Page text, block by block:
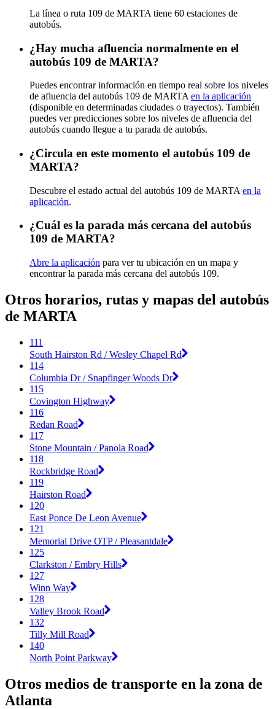
La línea o ruta 109 de MARTA tiene 60 estaciones de
autobús.
¿Hay mucha afluencia normalmente en el
autobús 109 de MARTA?
Puedes encontrar información en tiempo real sobre los niveles
de afluencia del autobús 109 de MARTA en la aplicación
(disponible en determinadas ciudades o trayectos). También
puedes ver predicciones sobre los niveles de afluencia del
autobús cuando llegue a tu parada de autobús.
¿Circula en este momento el autobús 109 de
MARTA?
Descubre el estado actual del autobús 109 de MARTA en la
aplicación.
¿Cuál es la parada más cercana del autobús
109 de MARTA?
Abre la aplicación para ver tu ubicación en un mapa y
encontrar la parada más cercana del autobús 109.
Otros horarios, rutas y mapas del autobús
de MARTA
111
South Hairston Rd / Wesley Chapel Rd
114
Columbia Dr / Snapfinger Woods Dr
115
Covington Highway
116
Redan Road
117
Stone Mountain / Panola Road
118
Rockbridge Road
119
Hairston Road
120
East Ponce De Leon Avenue
121
Memorial Drive OTP / Pleasantdale
125
Clarkston / Embry Hills
127
Winn Way
128
Valley Brook Road
132
Tilly Mill Road
140
North Point Parkway
Otros medios de transporte en la zona de
Atlanta